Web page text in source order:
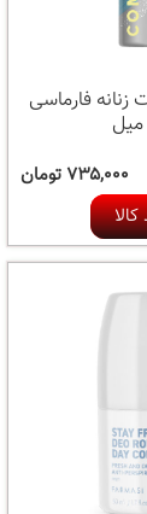
زنانه فارماسی
۷۳۵,۰۰۰ تومان